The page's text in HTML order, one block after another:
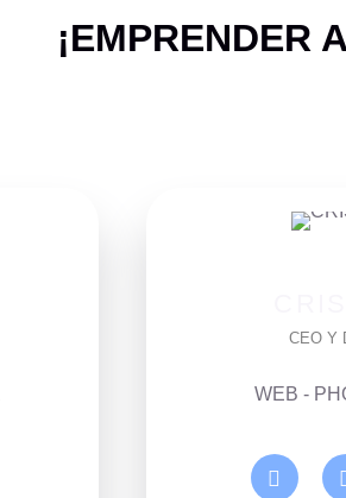
¡EMPRENDER
CEO Y
WEB -